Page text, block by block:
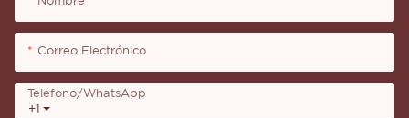
Correo Electrónico
+1
Teléfono/WhatsApp